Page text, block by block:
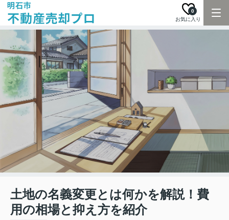
お気に入り
0
土地の名義変更とは何かを解説！費
用の相場と抑え方を紹介